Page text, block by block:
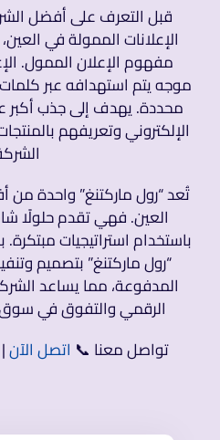
قبل التعرف على أفضل
الإعلانات الممولة في
مفهوم الإعلان الممول.
موجه يتم استهدافه عبر
محددة. يهدف إلى جذب أكبر
الإلكتروني وتعريفهم
تُعد “رول ماركتنغ” واحدة
العين. فهي تقدم حلولًا
باستخدام استراتيجيات
“رول ماركتنغ” بتصميم
المدفوعة، مما يساعد
الرقمي والتفوق في سوق
تواصل معنا 📞 اتصل الآن